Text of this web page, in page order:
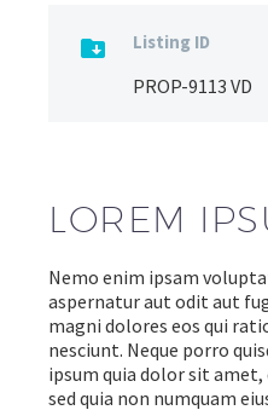
 Listing ID
PROP-9113 VD
LOREM
Nemo enim ipsam
aspernatur aut odit aut
magni dolores eos qui
nesciunt. Neque porro
ipsum quia dolor sit
sed quia non numquam